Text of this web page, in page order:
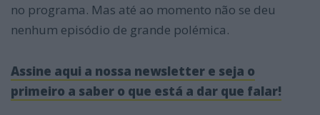
no programa. Mas até ao momento não se deu
nenhum episódio de grande polémica.
Assine aqui a nossa newsletter e seja o
primeiro a saber o que está a dar que falar!